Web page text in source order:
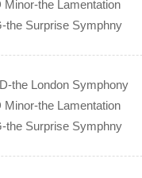
the Lamentation
the Surprise Symphny
the London Symphony
the Lamentation
the Surprise Symphny